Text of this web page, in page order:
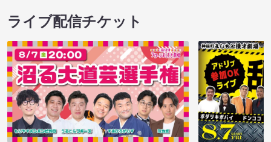
ライブ配信チケット